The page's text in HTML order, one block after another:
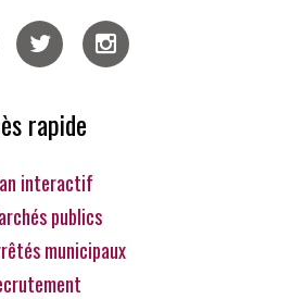
rapide
interactif
publics
municipaux